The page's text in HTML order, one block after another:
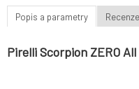
Popis a parametry
Pirelli Scorpion ZERO